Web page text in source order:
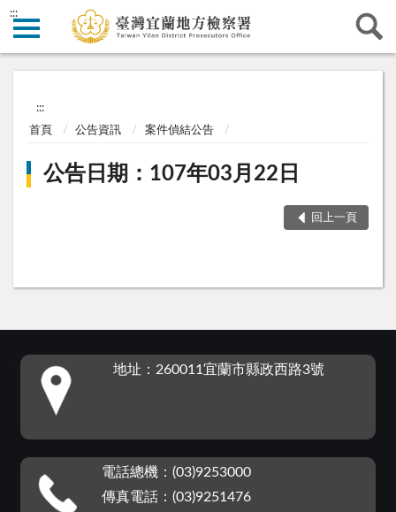
:::
:::
首頁 公告資訊 案件偵結公告
公告日期：107年03月22日
回上一頁
地址：260011宜蘭市縣政西路3號
電話總機：(03)9253000
傳真電話：(03)9251476